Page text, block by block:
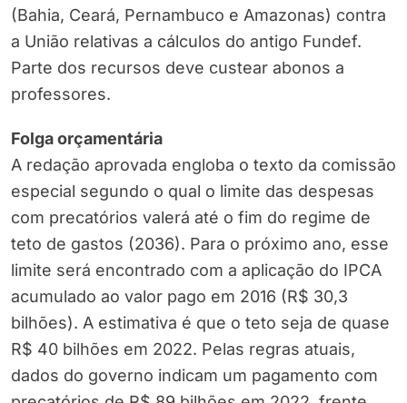
(Bahia, Ceará, Pernambuco e Amazonas) contra
a União relativas a cálculos do antigo Fundef.
Parte dos recursos deve custear abonos a
professores.
Folga orçamentária
A redação aprovada engloba o texto da comissão
especial segundo o qual o limite das despesas
com precatórios valerá até o fim do regime de
teto de gastos (2036). Para o próximo ano, esse
limite será encontrado com a aplicação do IPCA
acumulado ao valor pago em 2016 (R$ 30,3
bilhões). A estimativa é que o teto seja de quase
R$ 40 bilhões em 2022. Pelas regras atuais,
dados do governo indicam um pagamento com